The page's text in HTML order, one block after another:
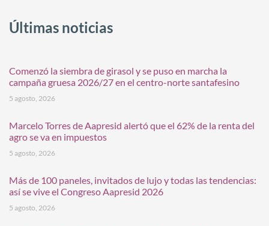
Últimas noticias
Comenzó la siembra de girasol y se puso en marcha la
campaña gruesa 2026/27 en el centro-norte santafesino
5 agosto, 2026
Marcelo Torres de Aapresid alertó que el 62% de la renta del
agro se va en impuestos
5 agosto, 2026
Más de 100 paneles, invitados de lujo y todas las tendencias:
así se vive el Congreso Aapresid 2026
5 agosto, 2026